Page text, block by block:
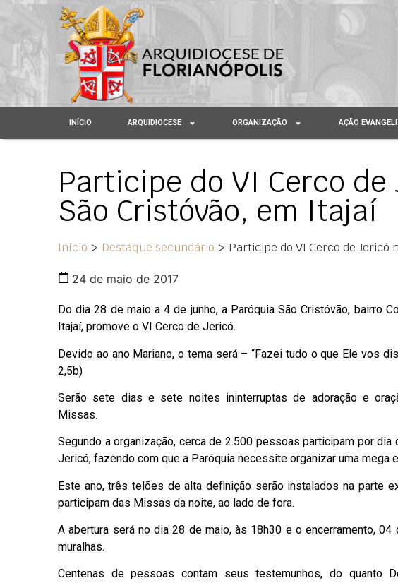
INÍCIO ARQUIDIOCESE ORGANIZAÇÃO AÇÃO
Participe do VI Cerco
São Cristóvão, em Itajaí
Início > Destaque secundário > Participe do VI Cerco de Jericó
24 de maio de 2017
Do dia 28 de maio a 4 de junho, a Paróquia São Cristóvão, bairro
Itajaí, promove o VI Cerco de Jericó.
Devido ao ano Mariano, o tema será – “Fazei tudo o que Ele vos
2,5b)
Serão sete dias e sete noites ininterruptas de adoração e
Missas.
Segundo a organização, cerca de 2.500 pessoas participam por dia
Jericó, fazendo com que a Paróquia necessite organizar uma mega
Este ano, três telões de alta definição serão instalados na parte
participam das Missas da noite, ao lado de fora.
A abertura será no dia 28 de maio, às 18h30 e o encerramento,
muralhas.
Centenas de pessoas contam seus testemunhos, do quanto